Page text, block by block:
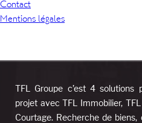
Contact
Mentions légales
TFL Groupe c’est 4
projet avec TFL Immobilier,
Courtage. Recherche de